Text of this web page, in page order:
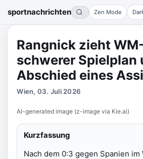
sportnachrichten Zen Mode
Rangnick zieht
schwerer Spielplan
Abschied eines
Wien, 03. Juli 2026
AI-generated image (z-image via Kie.ai)
Kurzfassung
Nach dem 0:3 gegen Spanien